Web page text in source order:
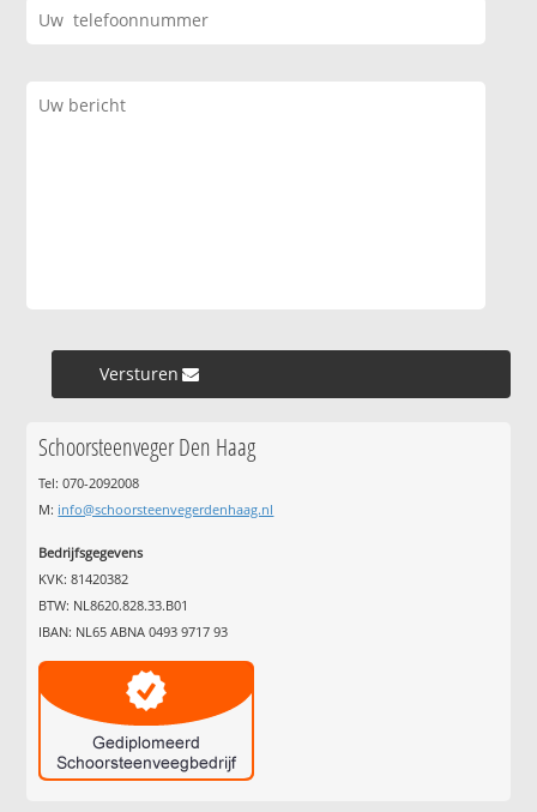
Versturen »
Schoorsteenveger Den Haag
Tel: 070-2092008
M: info@schoorsteenvegerdenhaag.nl
Bedrijfsgegevens
KVK: 81420382
BTW: NL8620.828.33.B01
IBAN: NL65 ABNA 0493 9717 93